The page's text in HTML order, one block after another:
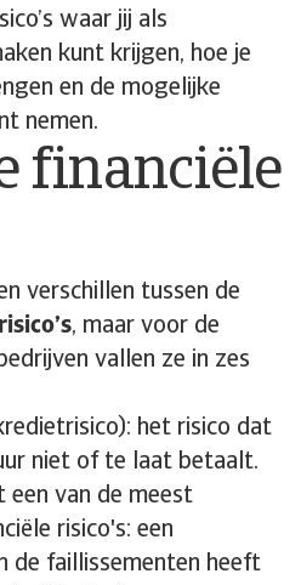
waar jij als
kunt krijgen, hoe je
en de mogelijke
nemen.
financiële
verschillen tussen de
, maar voor de
vallen ze in zes
het risico dat
niet of te laat betaalt.
een van de meest
risico's: een
de faillissementen heeft